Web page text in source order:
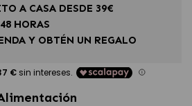
A CASA DESDE 39€
HORAS
Y OBTÉN UN REGALO